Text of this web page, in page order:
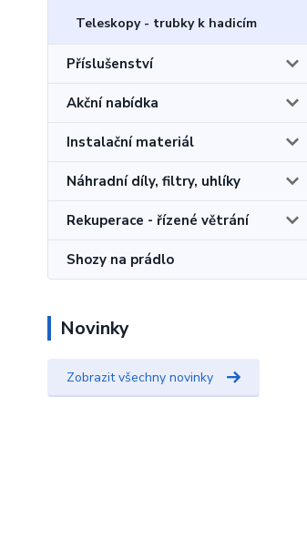
Teleskopy - trubky k hadicím
Příslušenství
Akční nabídka
Instalační materiál
Náhradní díly, filtry, uhlíky
Rekuperace - řízené větrání
Shozy na prádlo
Novinky
Zobrazit všechny novinky